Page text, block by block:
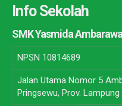
Info Sekolah
SMK Yasmida Ambarawa
NPSN 10814689
Jalan Utama Nomor 5
Pringsewu, Prov. Lampung